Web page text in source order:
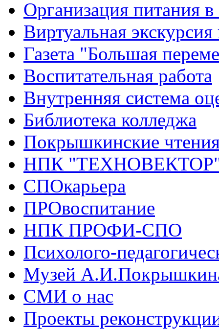
Организация питания в
Виртуальная
Газета "Большая
Воспитательная работа
Внутренняя система
Библиотека колледжа
Покрышкинские
НПК
СПОкарьера
ПРОвоспитание
НПК ПРОФИ-СПО
Психолого-
Музей
СМИ о нас
Проекты